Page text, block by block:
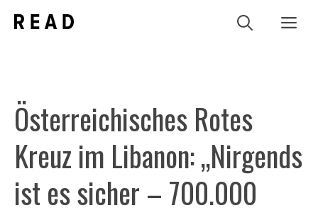
Inhalt
Österreichisches Rotes
Kreuz im Libanon: „Nirgends
ist es sicher – 700.000